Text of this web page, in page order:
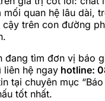
mối quan hệ lâu dài,
trên con đường
đang tìm đơn vị báo
liên hệ ngay hotline:
tại chuyên mục
tốt nhất.